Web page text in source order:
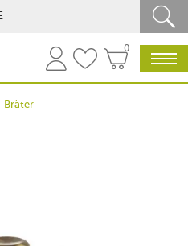
0
Bräter